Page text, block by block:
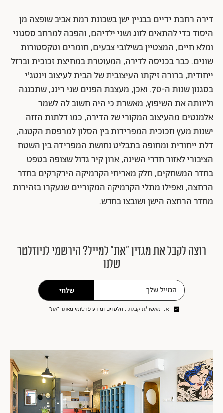
דירה רחבת ידיים בבניין ישן בשכונת רמת אביב שופצה מן
היסוד כדי להתאים לזוג ושני ילדיהם, והפכה למרחב ססגוני
ומלא חיים, המצטיין בשילובי צבעים, חומרים וטקסטורות
שונים. כבר בכניסה לדירה, המעוטרת במחיצת זכוכית וברזל
ייחודית, ברורה זיקתו העיצובית של הבית לעיצוב וינטג'י
בסגנון שנות ה-70. ואכן, מעצבת הפנים שני רינג, שתכננה
וליוותה את השיפוץ, מאשרת כי היה חשוב לה לשמר
אלמנטים מהעיצוב המקורי של הדירה, כמו דלתות הזזה
ישנות מעץ וזכוכית המפרידות בין הסלון למרפסת הקטנה,
דלת ייחודית ומחופה בתבליט נחושת המפרידה בין השטח
הציבורי לאזור חדרי השינה, ארון קיר גדול שצופה בטפט
בחדר המשחקים, חלק מאריחי הקרמיקה הירקרקים בחדר
הרחצה, ואפילו מתלי הקרמיקה המקוריים שנעקרו בזהירות
מחדר הרחצה הישן ושובצו בחדש.
רוצה לקבל את מגזין ״את״ למייל? הירשמי לניוזלטר
שלנו
שלחי
אני מאשר/ת קבלת ניוזלטרים ומידע פרסומי מאתר ״את״